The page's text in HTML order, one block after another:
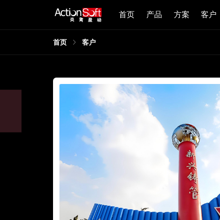
首页 产品 方案 客户
首页 客户